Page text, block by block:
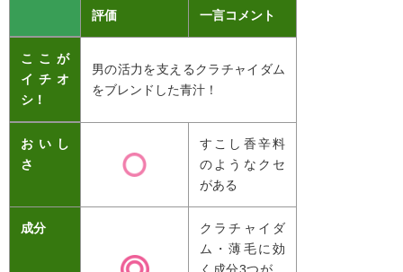
評価 一言コメント
ここが
イチオ
シ！
男の活力を支えるクラチャイダム
をブレンドした青汁！
おいし
さ
すこし香辛料
のようなクセ
がある
成分
クラチャイダ
ム・薄毛に効